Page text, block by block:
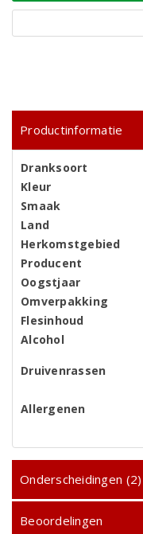
Productinformatie
Dranksoort
Kleur
Smaak
Land
Herkomstgebied
Producent
Oogstjaar
Omverpakking
Flesinhoud
Alcohol
Druivenrassen
Allergenen
Onderscheidingen (2)
Beoordelingen